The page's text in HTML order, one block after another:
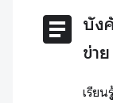
article บัง
ข่าย
เรียน